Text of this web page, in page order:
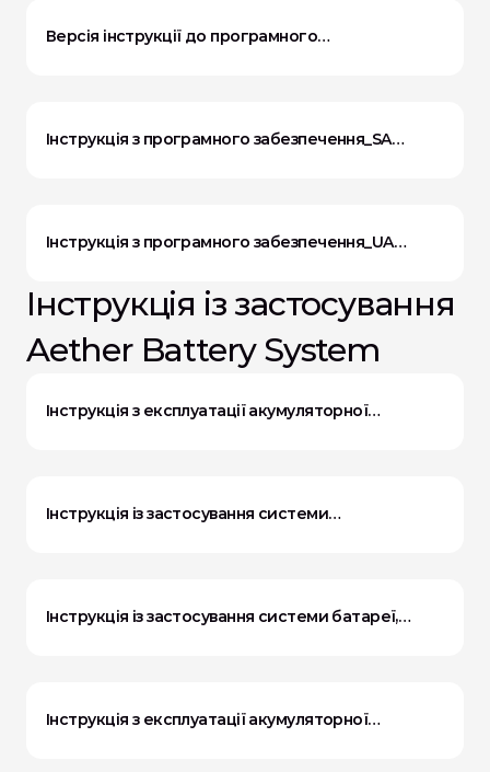
Версія інструкції до програмного
Інструкція з програмного забезпечення_SA
Інструкція з програмного забезпечення_UA
Інструкція із застосування
Aether Battery System
Інструкція з експлуатації акумуляторної
Інструкція із застосування системи
Інструкція із застосування системи батареї,
Інструкція з експлуатації акумуляторної